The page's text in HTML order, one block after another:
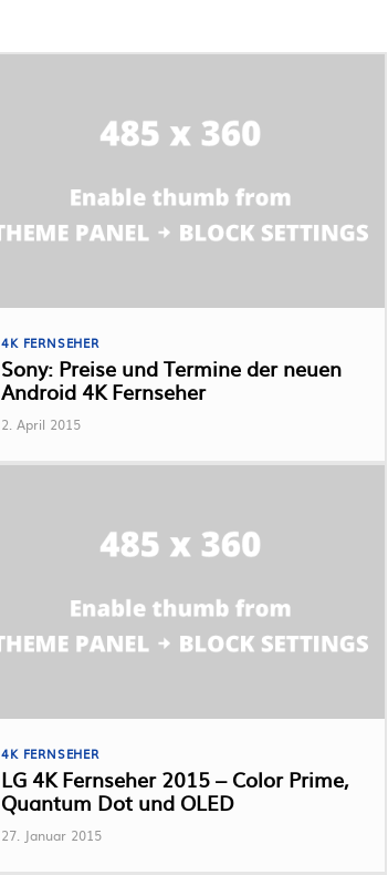
4K FERNSEHER
Sony: Preise und Termine der neuen
Android 4K Fernseher
2. April 2015
4K FERNSEHER
LG 4K Fernseher 2015 – Color Prime,
Quantum Dot und OLED
27. Januar 2015